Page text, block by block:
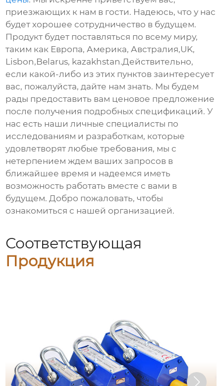
приезжающих к нам в гости. Надеюсь, что у нас
будет хорошее сотрудничество в будущем.
Продукт будет поставляться по всему миру,
таким как Европа, Америка, Австралия,UK,
Lisbon,Belarus, kazakhstan.Действительно,
если какой-либо из этих пунктов заинтересует
вас, пожалуйста, дайте нам знать. Мы будем
рады предоставить вам ценовое предложение
после получения подробных спецификаций. У
нас есть наши личные специалисты по
исследованиям и разработкам, которые
удовлетворят любые требования, мы с
нетерпением ждем ваших запросов в
ближайшее время и надеемся иметь
возможность работать вместе с вами в
будущем. Добро пожаловать, чтобы
ознакомиться с нашей организацией.
Соответствующая
Продукция